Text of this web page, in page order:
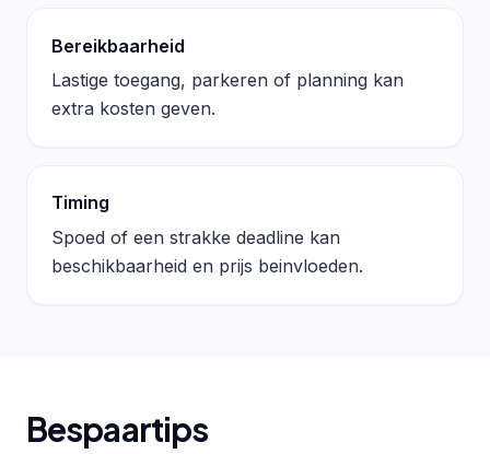
Bereikbaarheid
Lastige toegang, parkeren of planning kan
extra kosten geven.
Timing
Spoed of een strakke deadline kan
beschikbaarheid en prijs beinvloeden.
Bespaartips